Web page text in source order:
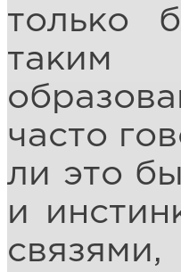
только
таким
часто
ли это
и